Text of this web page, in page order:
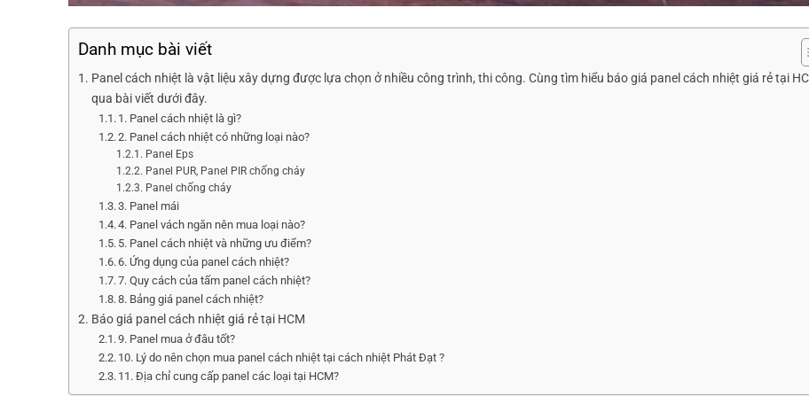
Danh mục bài viết
Panel cách nhiệt là vật liệu xây dựng được lựa chọn ở nhiều công trình, thi công. Cùng tìm hiểu báo giá panel cách nhiệt giá rẻ tại
qua bài viết dưới đây.
1. Panel cách nhiệt là gì?
2. Panel cách nhiệt có những loại nào?
Panel Eps
Panel PUR, Panel PIR chống cháy
Panel chống cháy
3. Panel mái
4. Panel vách ngăn nên mua loại nào?
5. Panel cách nhiệt và những ưu điểm?
6. Ứng dụng của panel cách nhiệt?
7. Quy cách của tấm panel cách nhiệt?
8. Bảng giá panel cách nhiệt?
Báo giá panel cách nhiệt giá rẻ tại HCM
9. Panel mua ở đâu tốt?
10. Lý do nên chọn mua panel cách nhiệt tại cách nhiệt Phát Đạt ?
11. Địa chỉ cung cấp panel các loại tại HCM?